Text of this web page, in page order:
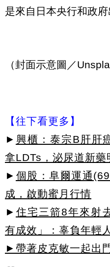
是來自日本央行和政府
（封面示意圖／
【往下看更多】
► 興櫃：泰宗B肝肝
拿LDTs，泌尿道新
► 個股：阜爾運通
成，啟動蜜月行情
► 住宅三箭8年來射
有成效」：辜負年輕
►帶著皮克敏一起出